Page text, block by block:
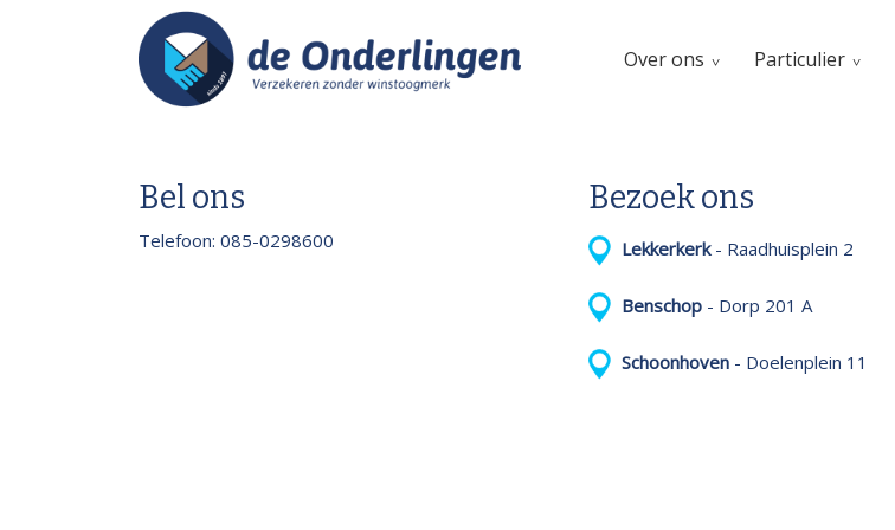
Over ons Particulier
Bel ons
Telefoon: 085-0298600
Bezoek ons
Lekkerkerk - Raadhuisplein 2
Benschop - Dorp 201 A
Schoonhoven - Doelenplein 11